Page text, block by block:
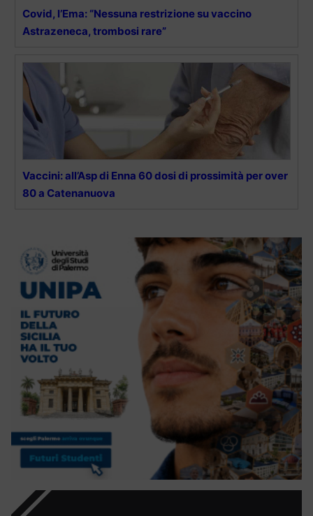
Covid, l’Ema: “Nessuna restrizione su vaccino
Astrazeneca, trombosi rare”
Vaccini: all’Asp di Enna 60 dosi di prossimità per over
80 a Catenanuova